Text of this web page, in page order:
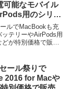
可能なモバイル
用のシリコ
別価格で販売
ルでMacBookも充
テリーやAirPods用
が特別価格で販売
ール祭りで
2016 for Macや